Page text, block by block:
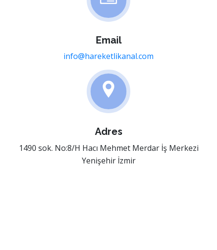
Email
info@hareketlikanal.com
Adres
1490 sok. No:8/H Hacı Mehmet Merdar İş Merkezi
Yenişehir İzmir